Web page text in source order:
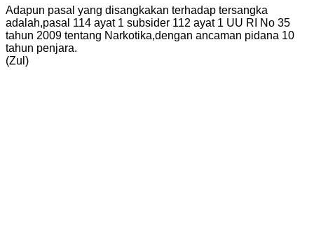
Adapun pasal yang disangkakan terhadap tersangka
adalah,pasal 114 ayat 1 subsider 112 ayat 1 UU RI No 35
tahun 2009 tentang Narkotika,dengan ancaman pidana 10
tahun penjara.
(Zul)